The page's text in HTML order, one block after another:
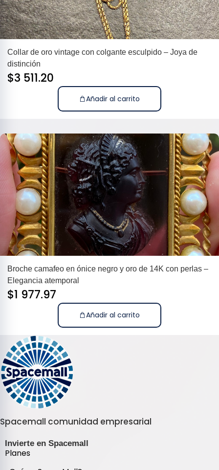
Collar de oro vintage con colgante esculpido – Joya de
distinción
$3 511.20
Añadir al carrito
Broche camafeo en ónice negro y oro de 14K con perlas –
Elegancia atemporal
$1 977.97
Añadir al carrito
Spacemall comunidad empresarial
Invierte en Spacemall
Planes